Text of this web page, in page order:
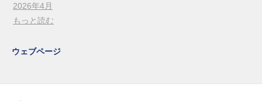
2026年4月
もっと読む
ウェブページ